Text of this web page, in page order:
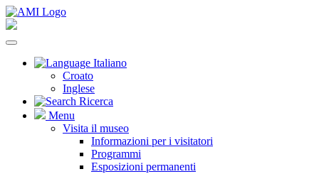
Italiano
Croato
Inglese
Ricerca
Menu
Visita il museo
Informazioni per i visitatori
Programmi
Esposizioni permanenti